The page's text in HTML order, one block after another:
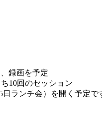
録画を予定
10回のセッション
日ランチ会）を開く予定で